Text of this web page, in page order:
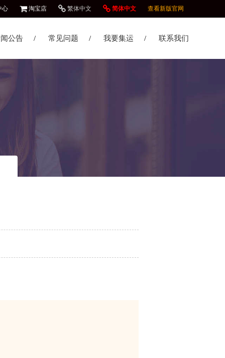
心 淘宝店 繁体中文 简体中文 查看新版官网
公告 常见问题 我要集运 联系我们